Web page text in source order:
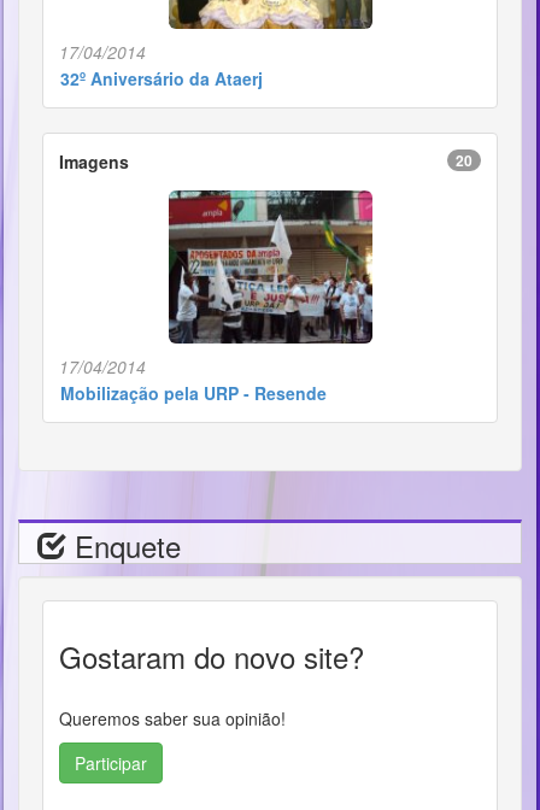
17/04/2014
32º Aniversário da Ataerj
20
Imagens
17/04/2014
Mobilização pela URP - Resende
Enquete
Gostaram do novo site?
Queremos saber sua opinião!
Participar